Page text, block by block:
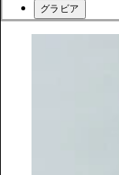
グラビア